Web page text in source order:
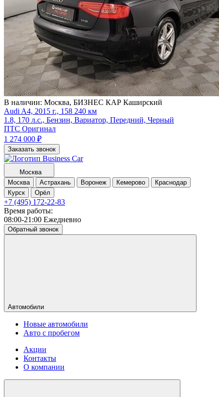
В наличии: Москва, БИЗНЕС КАР Каширский
Audi A4, 2015 г., 158 240 км
1.8, 170 л.с., Бензин, Вариатор, Передний, Черный
ПТС Оригинал
1 274 000 ₽
Заказать звонок
Москва
Москва
Астрахань Воронеж Кемерово
Краснодар
Курск
Орёл
+7 (495) 172-22-83
Время работы:
08:00-21:00 Ежедневно
Обратный звонок
Автомобили
Новые автомобили
Авто с пробегом
Акции
Контакты
О компании